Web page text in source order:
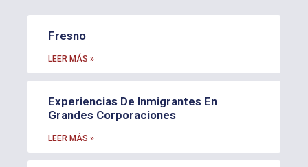
Fresno
LEER MÁS »
Experiencias De Inmigrantes En
Grandes Corporaciones
LEER MÁS »